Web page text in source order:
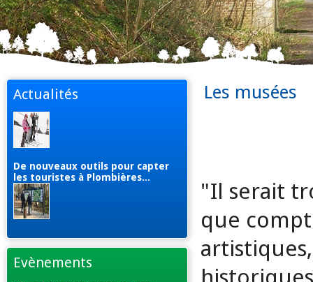
Actualités
De nouveaux outils pour capter
les touristes à Plombières...
Evènements
Les musées
"Il serait
que